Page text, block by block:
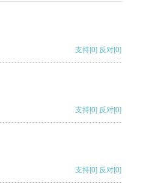
支持[0] 反对[0]
支持[0] 反对[0]
支持[0] 反对[0]